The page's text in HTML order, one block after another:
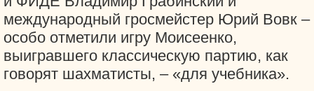
международный гросмейстер Юрий Вовк –
особо отметили игру Моисеенко,
выигравшего классическую партию, как
говорят шахматисты, – «для учебника».